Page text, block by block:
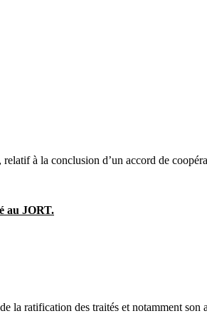
à la conclusion d’un accord de
au JORT.
la ratification des traités et notamment son